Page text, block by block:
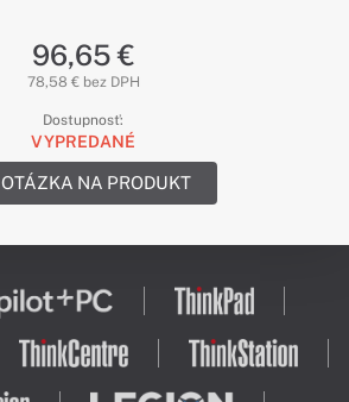
96,65 €
78,58 € bez DPH
Dostupnosť:
VYPREDANÉ
OTÁZKA NA PRODUKT